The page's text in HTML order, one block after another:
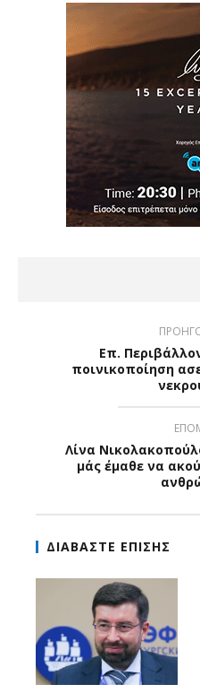
Επ.
ποινικοποίηση
Λίνα
μάς έμαθε να
ΔΙΑΒΑΣΤΕ ΕΠΙΣΗΣ